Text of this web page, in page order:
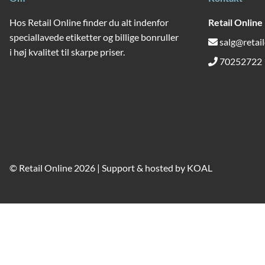
Hos Retail Online finder du alt indenfor
speciallavede etiketter og billige bonruller
i høj kvalitet til skarpe priser.
Retail Online
70252722
© Retail Online 2026 | Support & hosted by KOAL